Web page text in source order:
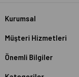
Kurumsal
Müşteri Hizmetleri
Önemli Bilgiler